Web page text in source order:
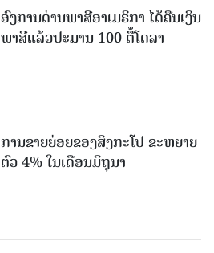
ອົງການດ່ານພາສີອາເມຣິກາ ໄດ້ຄືນເງິນ
ພາສີແລ້ວປະມານ 100 ຕື້ໂດລາ
ການຂາຍຍ່ອຍຂອງສິງກະໂປ ຂະຫຍາຍ
ຕົວ 4% ໃນເດືອນມິຖຸນາ